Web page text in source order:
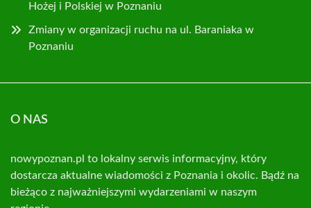
Hożej i Polskiej w Poznaniu
Zmiany w organizacji ruchu na ul. Baraniaka w
Poznaniu
O NAS
nowypoznan.pl to lokalny serwis informacyjny, który
dostarcza aktualne wiadomości z Poznania i okolic. Bądź na
bieżąco z najważniejszymi wydarzeniami w naszym